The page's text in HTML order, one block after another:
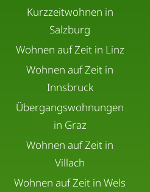
Kurzzeitwohnen in
Salzburg
Wohnen auf Zeit in Linz
Wohnen auf Zeit in
Innsbruck
Übergangswohnungen
in Graz
Wohnen auf Zeit in
Villach
Wohnen auf Zeit in Wels